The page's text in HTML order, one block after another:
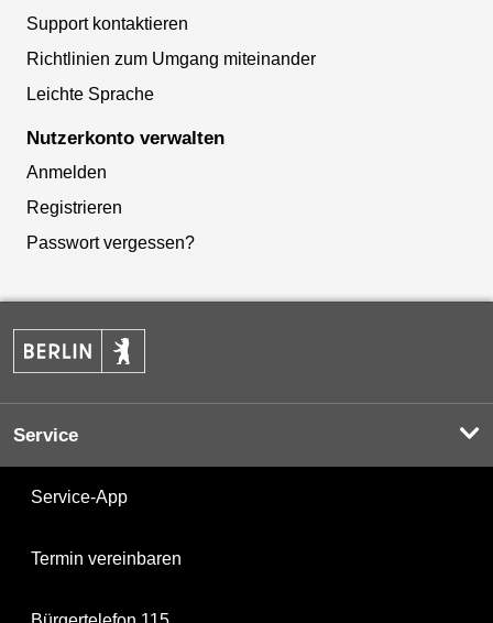
Support kontaktieren
Richtlinien zum Umgang miteinander
Leichte Sprache
Nutzerkonto verwalten
Anmelden
Registrieren
Passwort vergessen?
Service
Service-App
Termin vereinbaren